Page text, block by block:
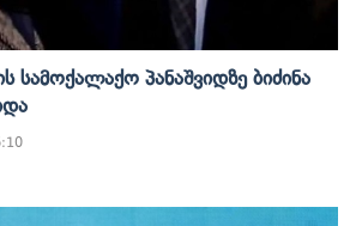
Სამოქალაქო Პანაშვიდზე Ბიძინა